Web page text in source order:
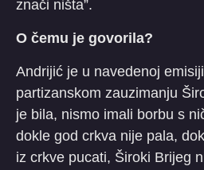
znači ništa”.
O čemu je govorila?
Andrijić je u navedenoj
partizanskom zauzimanju
je bila, nismo imali borbu s
dokle god crkva nije pala,
iz crkve pucati, Široki Brijeg